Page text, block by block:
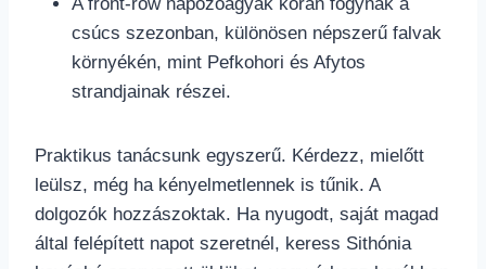
csúcs szezonban, különösen népszerű falvak
környékén, mint Pefkohori és Afytos
strandjainak részei.
Praktikus tanácsunk egyszerű. Kérdezz, mielőtt
leülsz, még ha kényelmetlennek is tűnik. A
dolgozók hozzászoktak. Ha nyugodt, saját magad
által felépített napot szeretnél, keress Sithónia